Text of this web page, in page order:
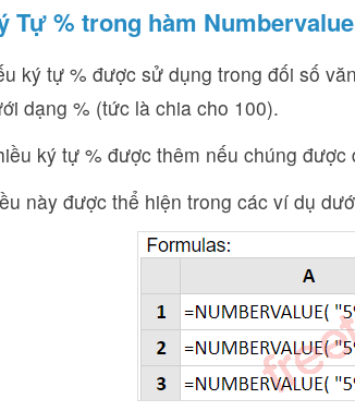
Tự % trong hàm
ký tự % được sử dụng trong đối số
dạng % (tức là chia cho 100).
ký tự % được thêm nếu chúng
này được thể hiện trong các ví dụ